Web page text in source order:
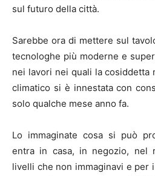
sul futuro della città.
Sarebbe ora di mettere sul
tecnologhe più moderne e
nei lavori nei quali la cosiddetta
climatico si è innestata con
solo qualche mese anno fa.
Lo immaginate cosa si può
entra in casa, in negozio, nel
livelli che non immaginavi e per